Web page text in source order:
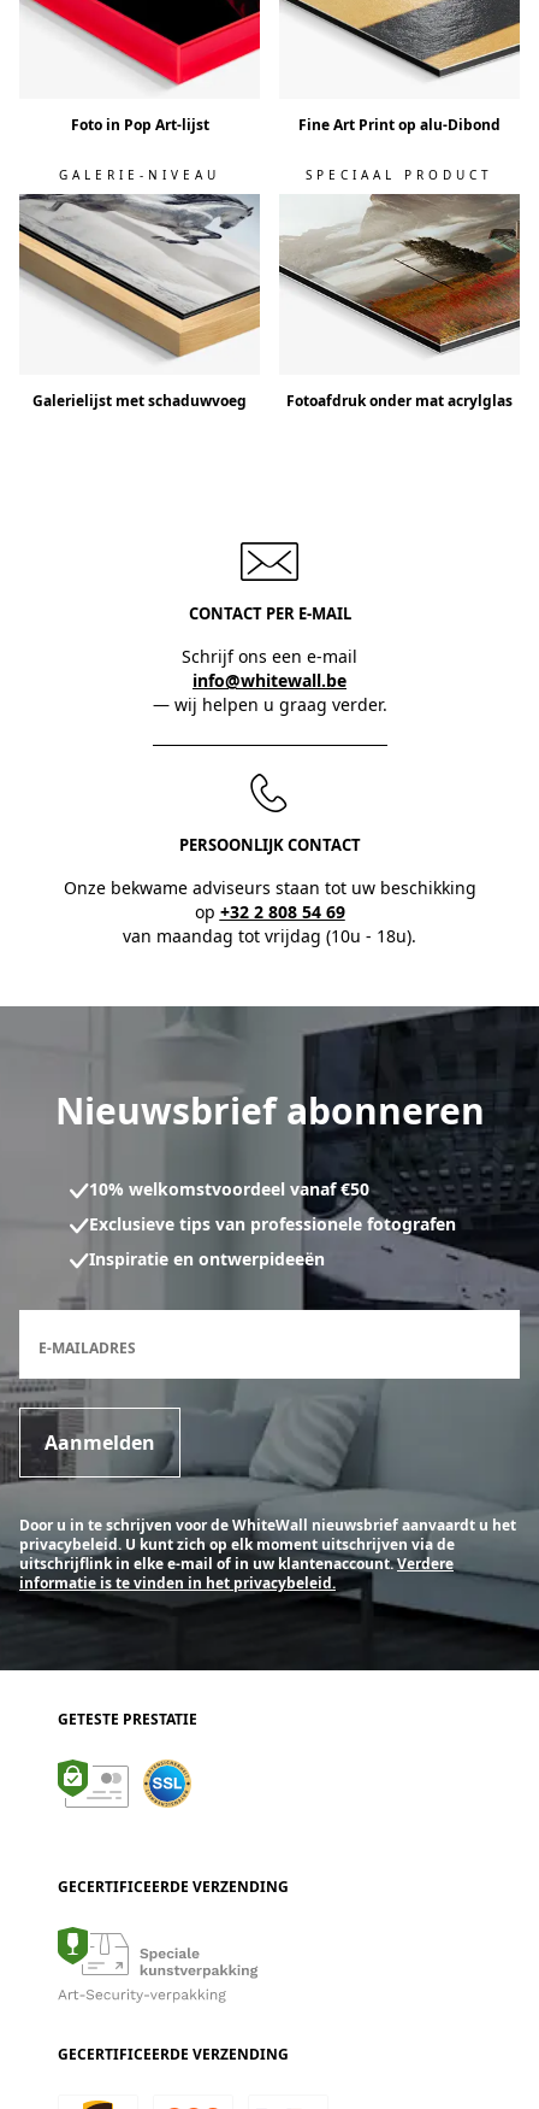
Foto in Pop Art-lijst Fine Art Print op alu-Dibond
GALERIE-NIVEAU
Galerielijst met schaduwvoeg
SPECIAAL PRODUCT
Fotoafdruk onder mat acrylglas
CONTACT PER E-MAIL
Schrijf ons een e-mail
info@whitewall.be
— wij helpen u graag verder.
PERSOONLIJK CONTACT
Onze bekwame adviseurs staan tot uw beschikking
op +32 2 808 54 69
van maandag tot vrijdag (10u - 18u).
Nieuwsbrief abonneren
10% welkomstvoordeel vanaf €50
Exclusieve tips van professionele fotografen
Inspiratie en ontwerpideeën
E-MAILADRES
Aanmelden
Door u in te schrijven voor de WhiteWall nieuwsbrief aanvaardt u het
privacybeleid. U kunt zich op elk moment uitschrijven via de
uitschrijflink in elke e-mail of in uw klantenaccount.Verdere
informatie is te vinden in het privacybeleid.
GETESTE PRESTATIE
GECERTIFICEERDE VERZENDING
GECERTIFICEERDE VERZENDING